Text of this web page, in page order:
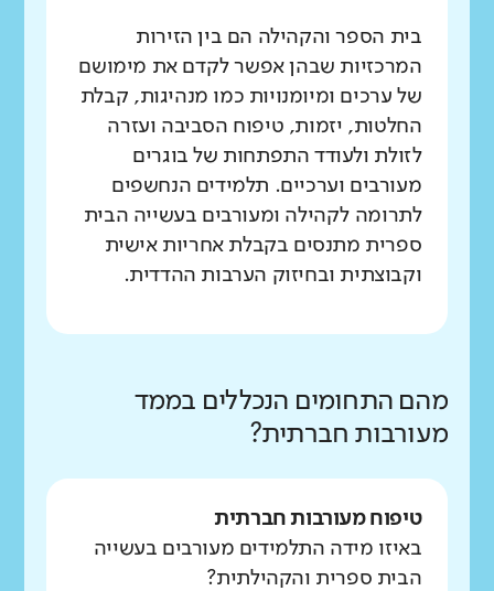
בית הספר והקהילה הם בין הזירות
המרכזיות שבהן אפשר לקדם את מימושם
של ערכים ומיומנויות כמו מנהיגות, קבלת
החלטות, יזמות, טיפוח הסביבה ועזרה
לזולת ולעודד התפתחות של בוגרים
מעורבים וערכיים. תלמידים הנחשפים
לתרומה לקהילה ומעורבים בעשייה הבית
ספרית מתנסים בקבלת אחריות אישית
וקבוצתית ובחיזוק הערבות ההדדית.
מהם התחומים הנכללים בממד
מעורבות חברתית?
טיפוח מעורבות חברתית
באיזו מידה התלמידים מעורבים בעשייה
הבית ספרית והקהילתית?